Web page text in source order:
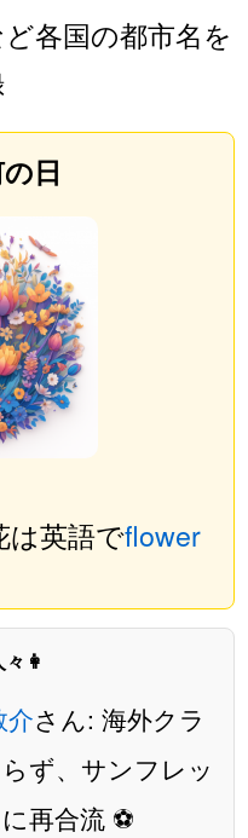
各国の都市名を
日
は英語でflower
👩
介さん: 海外クラ
ず、サンフレッ
再合流 ⚽️